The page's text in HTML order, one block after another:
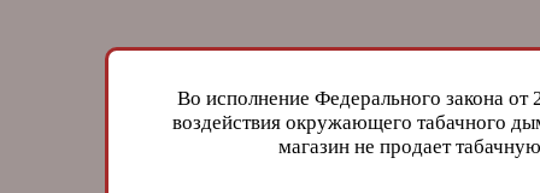
Во исполнение Федерального закона
воздействия окружающего табачного
магазин не продает